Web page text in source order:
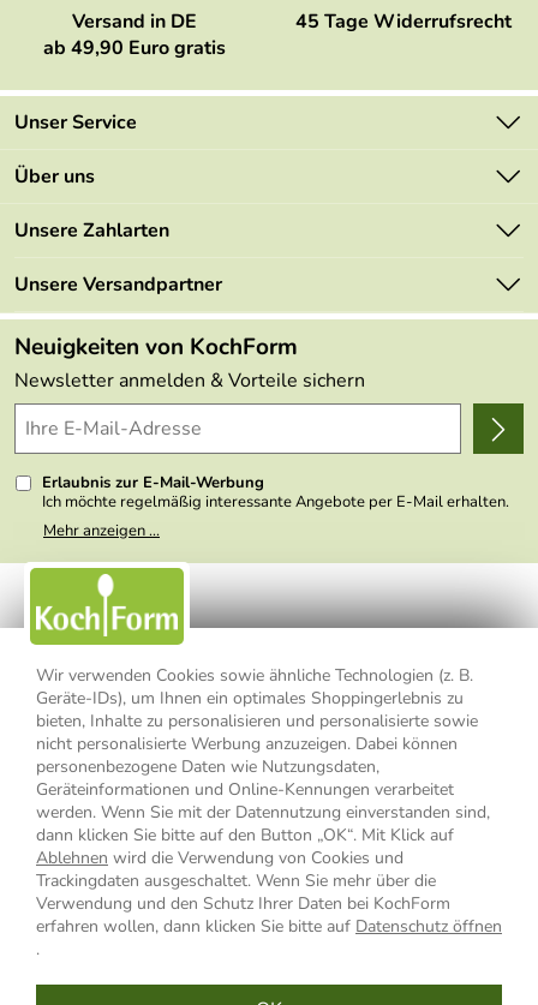
Wir verwenden Cookies sowie ähnliche Technologien (z. B.
Geräte-IDs), um Ihnen ein optimales Shoppingerlebnis zu
bieten, Inhalte zu personalisieren und personalisierte sowie
nicht personalisierte Werbung anzuzeigen. Dabei können
personenbezogene Daten wie Nutzungsdaten,
Geräteinformationen und Online-Kennungen verarbeitet
werden. Wenn Sie mit der Datennutzung einverstanden sind,
dann klicken Sie bitte auf den Button „OK“. Mit Klick auf
Ablehnen wird die Verwendung von Cookies und
Trackingdaten ausgeschaltet. Wenn Sie mehr über die
Verwendung und den Schutz Ihrer Daten bei KochForm
erfahren wollen, dann klicken Sie bitte auf Datenschutz öffnen
.
Versand in DE
ab 49,90 Euro gratis
45 Tage Widerrufsrecht
Unser Service
Kontakt
Mehrwertsteuerfrei
Retourenportal
FAQs
Lieferbedingungen
Delivery Terms
Kundenlogin
Über uns
Marken
Angebote
Made in Germany
Themen
Wir über uns
Presse
Unsere Zahlarten
Unsere Versandpartner
Neuigkeiten von KochForm
Newsletter anmelden & Vorteile sichern
Erlaubnis zur E-Mail-Werbung
Ich möchte regelmäßig interessante Angebote per E-Mail erhalten.
Meine E-Mail-Adresse wird nicht an andere Unternehmen
weitergegeben. Zu statistischen Zwecken wird in anonymer Form
nicht erkennbar, welche konkrete Person geklickt hat. Diese
Einwilligung zur Nutzung meiner E-Mail- Adresse für Werbezwecke
kann ich jederzeit mit Wirkung für die Zukunft widerrufen, indem ich
den Link "Abmelden" am Ende des Newsletters anklicke oder die
Option Newsletter im Mitgliederbereich deaktiviere. Die
Datenschutzerklärung
habe ich zur Kenntnis genommen.
Mehr anzeigen ...
Impressum Datenschutzerklärung
AGB
Widerrufsbelehrung
Widerrufsformular
Vertrag widerrufen
* Alle Preisangaben inkl. MwSt., bis 49,90 € Bestellwert zzgl.
Versandkosten, ab 49,90 € Bestellwert inkl.Versandkosteninnerhalb